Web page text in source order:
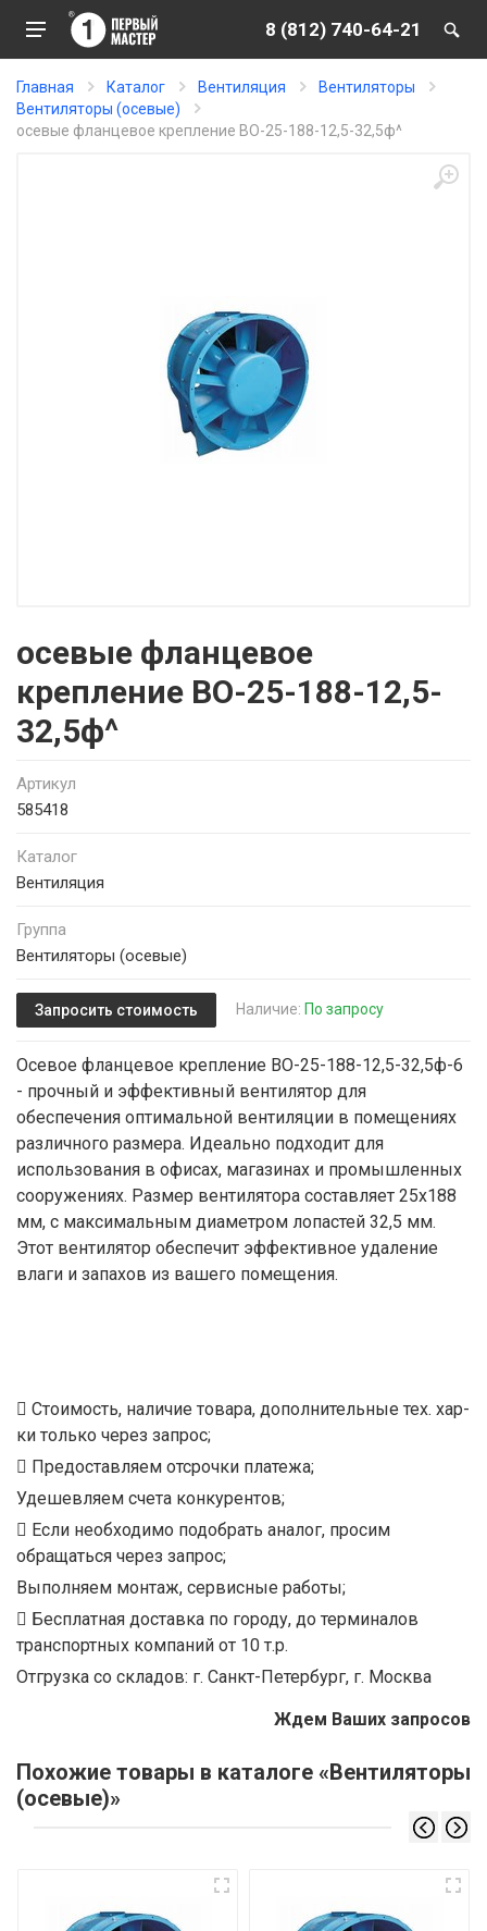
8 (812) 740-64-21
Главная Каталог Вентиляция
Вентиляторы
Вентиляторы (осевые)
осевые фланцевое крепление ВО-25-188-12,5-32,5ф^
осевые фланцевое
крепление ВО-25-188-12,5-
32,5ф^
Артикул
585418
Каталог
Вентиляция
Группа
Вентиляторы (осевые)
Запросить стоимость Наличие: По запросу
Осевое фланцевое крепление ВО-25-188-12,5-32,5ф-6
- прочный и эффективный вентилятор для
обеспечения оптимальной вентиляции в помещениях
различного размера. Идеально подходит для
использования в офисах, магазинах и промышленных
сооружениях. Размер вентилятора составляет 25x188
мм, с максимальным диаметром лопастей 32,5 мм.
Этот вентилятор обеспечит эффективное удаление
влаги и запахов из вашего помещения.
Стоимость, наличие товара, дополнительные тех. хар-
ки только через запрос;
Предоставляем отсрочки платежа;
Удешевляем счета конкурентов;
Если необходимо подобрать аналог, просим
обращаться через запрос;
Выполняем монтаж, сервисные работы;
Бесплатная доставка по городу, до терминалов
транспортных компаний от 10 т.р.
Отгрузка со складов: г. Санкт-Петербург, г. Москва
Ждем Ваших запросов
Похожие товары в каталоге «Вентиляторы
(осевые)»